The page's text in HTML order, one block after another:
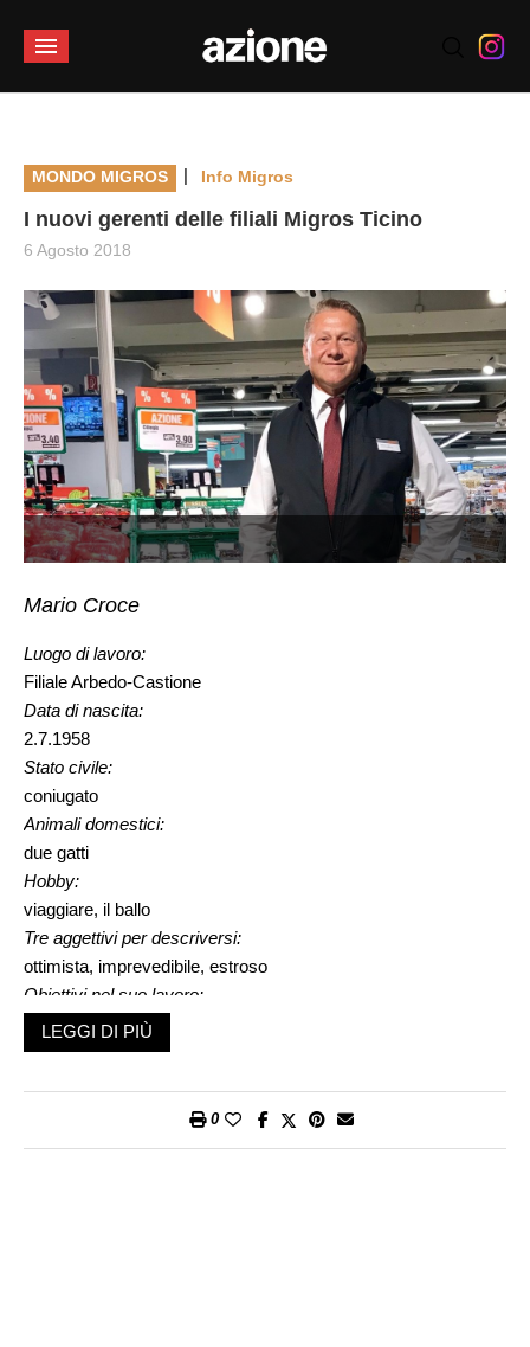
MONDO MIGROS | Info Migros
I nuovi gerenti delle filiali Migros Ticino
6 Agosto 2018
Mario Croce
Luogo di lavoro:
Filiale Arbedo-Castione
Data di nascita:
2.7.1958
Stato civile:
coniugato
Animali domestici:
due gatti
Hobby:
viaggiare, il ballo
Tre aggettivi per descriversi:
ottimista, imprevedibile, estroso
Obiettivi nel suo lavoro:
professionalità e competenza
LEGGI DI PIÙ
0